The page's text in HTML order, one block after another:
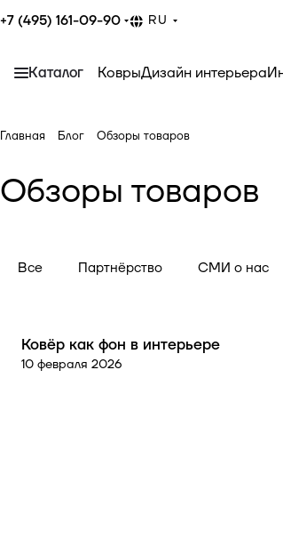
+7 (495) 161-09-90 RU
Каталог КоврыДизайн интерьера
Главная Блог Обзоры товаров
Обзоры товаров
Все Партнёрство СМИ о нас
Обзоры товаров
10 февраля 2026
Ковёр как фон в интерьере